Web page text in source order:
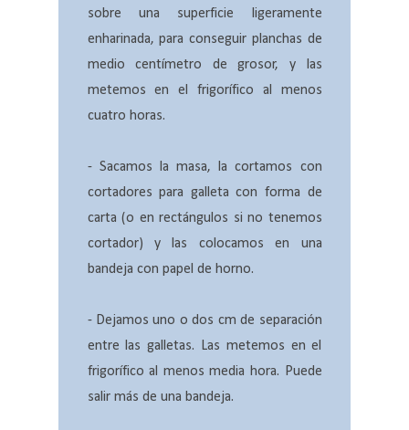
sobre una superficie ligeramente
enharinada, para conseguir planchas de
medio centímetro de grosor, y las
metemos en el frigorífico al menos
cuatro horas.
- Sacamos la masa, la cortamos con
cortadores para galleta con forma de
carta (o en rectángulos si no tenemos
cortador) y las colocamos en una
bandeja con papel de horno.
- Dejamos uno o dos cm de separación
entre las galletas. Las metemos en el
frigorífico al menos media hora. Puede
salir más de una bandeja.